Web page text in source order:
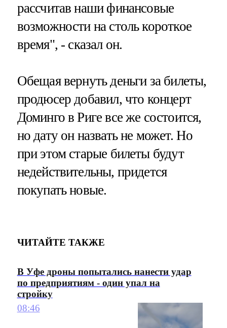
рассчитав наши финансовые
возможности на столь короткое
время", - сказал он.
Обещая вернуть деньги за билеты,
продюсер добавил, что концерт
Доминго в Риге все же состоится,
но дату он назвать не может. Но
при этом старые билеты будут
недействительны, придется
покупать новые.
ЧИТАЙТЕ ТАКЖЕ
В Уфе дроны попытались нанести удар
по предприятиям - один упал на
стройку
08:46